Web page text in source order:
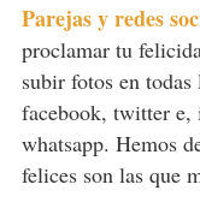
Parejas y redes
proclamar tu
subir fotos en todas
facebook, twitter e,
whatsapp. Hemos
felices son las que